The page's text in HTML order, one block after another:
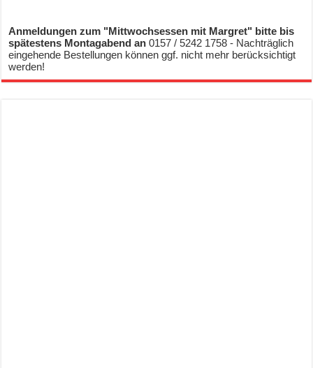
Anmeldungen zum "Mittwochsessen mit Margret" bitte bis
spätestens Montagabend an0157 / 5242 1758 - Nachträglich
eingehende Bestellungen können ggf. nicht mehr berücksichtigt
werden!